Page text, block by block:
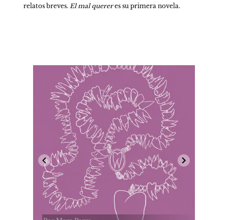
relatos breves. El mal querer es su primera novela.